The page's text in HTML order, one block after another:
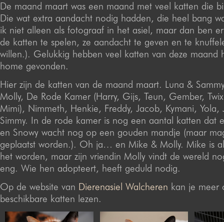
De maand maart was een maand met veel katten die
Die wat extra aandacht nodig hadden, die heel bang
ik niet alleen als fotograaf in het asiel, maar dan ben
de katten te spelen, ze aandacht te geven en te
willen.). Gelukkig hebben veel katten van deze maand
home gevonden.
Hier zijn de katten van de maand maart. Luna &
Molly, De Rode Kamer (Harry, Gijs, Teun, Gember,
Mimi), Nimmeth, Henkie, Freddy, Jacob, Kymani, Yola,
Simmy. In de rode kamer is nog een aantal katten dat
en Snowy wacht nog op een gouden mandje (maar
geplaatst worden.). Oh ja… en Mike & Molly. Mike is
het worden, maar zijn vriendin Molly vindt de wereld
eng. Wie hen adopteert, heeft geduld nodig.
Op de website van Dierenasiel Walcheren kan je meer
beschikbare katten lezen.